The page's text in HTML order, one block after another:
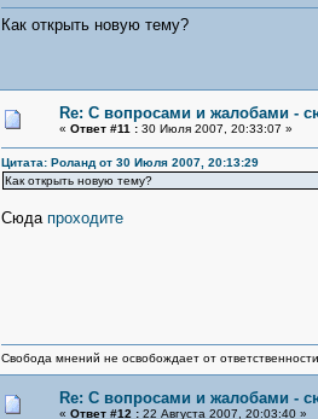
Как открыть новую тему?
Re: С вопросами и жалобами -
« Ответ #11 :30 Июля 2007, 20:33:07 »
Цитата: Роланд от 30 Июля 2007, 20:13:29
Как открыть новую тему?
Сюда проходите
Свобода мнений не освобождает от
Re: С вопросами и жалобами -
« Ответ #12 :22 Августа 2007, 20:03:40 »